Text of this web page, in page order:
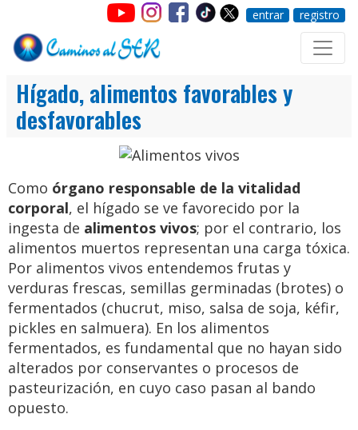
entrar registro
Hígado, alimentos favorables y
desfavorables
Como órgano responsable de la vitalidad
corporal, el hígado se ve favorecido por la
ingesta de alimentos vivos; por el contrario, los
alimentos muertos representan una carga tóxica.
Por alimentos vivos entendemos frutas y
verduras frescas, semillas germinadas (brotes) o
fermentados (chucrut, miso, salsa de soja, kéfir,
pickles en salmuera). En los alimentos
fermentados, es fundamental que no hayan sido
alterados por conservantes o procesos de
pasteurización, en cuyo caso pasan al bando
opuesto.